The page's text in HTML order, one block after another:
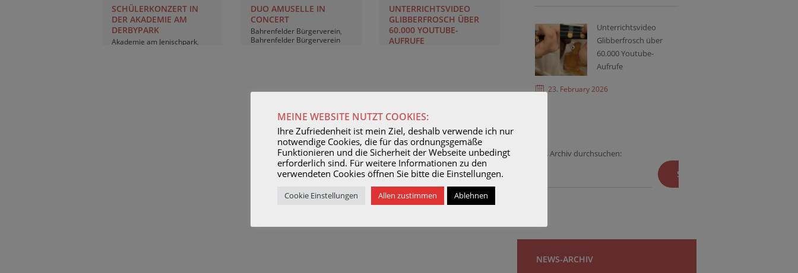
SCHÜLERKONZERT IN
DER AKADEMIE AM
DERBYPARK
Akademie am Jenischpark,
DUO AMUSELLE IN
CONCERT
Bahrenfelder Bürgerverein,
Bahrenfelder Bürgerverein
Klavierunterricht Blankenese
UNTERRICHTSVIDEO
GLIBBERFROSCH ÜBER
60.000 YOUTUBE-
AUFRUFE
Unterrichtsvideo
Glibberfrosch über
60.000 Youtube-
Aufrufe
23. February 2026
Das Archiv durchsuchen:
SUCHEN
NEWS-ARCHIV
MEINE WEBSITE NUTZT COOKIES:
Ihre Zufriedenheit ist mein Ziel, deshalb verwende ich nur
notwendige Cookies, die für das ordnungsgemäße
Funktionieren und die Sicherheit der Webseite unbedingt
erforderlich sind. Für weitere Informationen zu den
verwendeten Cookies öffnen Sie bitte die Einstellungen.
Cookie Einstellungen Allen zustimmen Ablehnen